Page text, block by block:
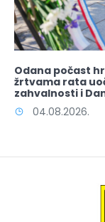
Odana počast
žrtvama rata
zahvalnosti i
04.08.2026.